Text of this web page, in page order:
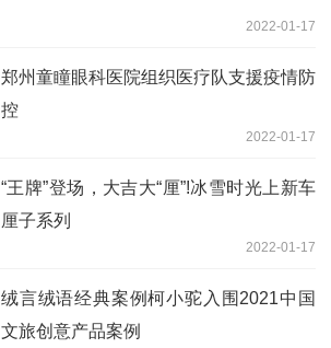
2022-01-17
郑州童瞳眼科医院组织医疗队支援疫情防
控
2022-01-17
“王牌”登场，大吉大“厘”!冰雪时光上新车
厘子系列
2022-01-17
绒言绒语经典案例柯小驼入围2021中国
文旅创意产品案例